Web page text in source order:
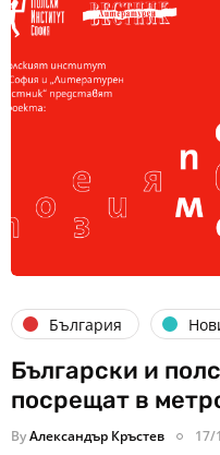
България
Български и
посрещат в
ByАлександър Кръстев 17/